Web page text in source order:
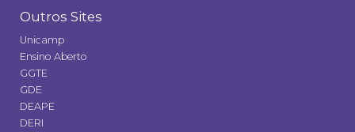
Outros Sites
Unicamp
Ensino Aberto
GGTE
GDE
DEAPE
DERI